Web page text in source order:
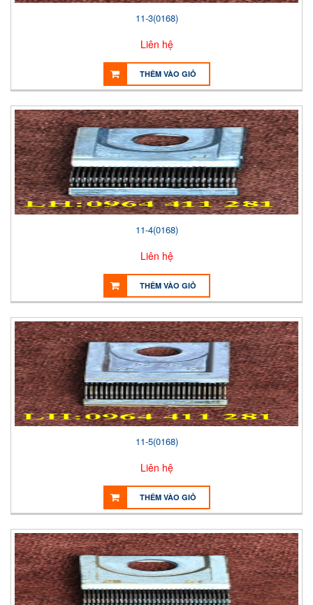
11-3(0168)
Liên hệ
THÊM VÀO GIỎ
11-4(0168)
Liên hệ
THÊM VÀO GIỎ
11-5(0168)
Liên hệ
THÊM VÀO GIỎ